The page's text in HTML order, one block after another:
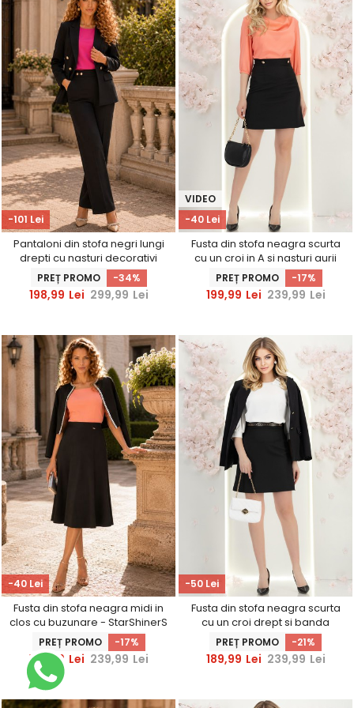
-101 Lei
Pantaloni din stofa negri lungi
drepti cu nasturi decorativi
aurii- StarShinerS
PREȚ PROMO -34%
198,99 Lei 299,99 Lei
-40 Lei
VIDEO
Fusta din stofa neagra scurta
cu un croi in A si nasturi aurii
decorativi - StarShinerS
PREȚ PROMO -17%
199,99 Lei 239,99 Lei
-40 Lei
Fusta din stofa neagra midi in
clos cu buzunare - StarShinerS
PREȚ PROMO -17%
199,99 Lei 239,99 Lei
-50 Lei
Fusta din stofa neagra scurta
cu un croi drept si banda
decorativa - StarShinerS
PREȚ PROMO -21%
189,99 Lei 239,99 Lei